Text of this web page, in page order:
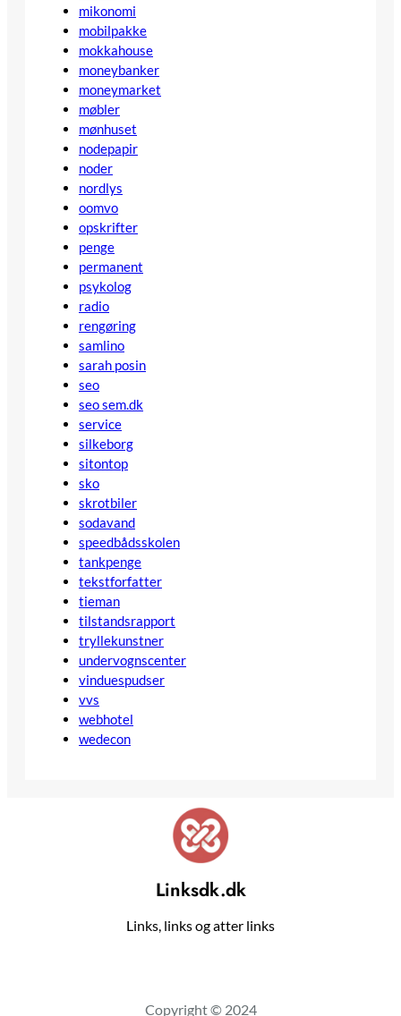
mikonomi
mobilpakke
mokkahouse
moneybanker
moneymarket
møbler
mønhuset
nodepapir
noder
nordlys
oomvo
opskrifter
penge
permanent
psykolog
radio
rengøring
samlino
sarah posin
seo
seo sem.dk
service
silkeborg
sitontop
sko
skrotbiler
sodavand
speedbådsskolen
tankpenge
tekstforfatter
tieman
tilstandsrapport
tryllekunstner
undervognscenter
vinduespudser
vvs
webhotel
wedecon
Linksdk.dk
Links, links og atter links
Copyright © 2024